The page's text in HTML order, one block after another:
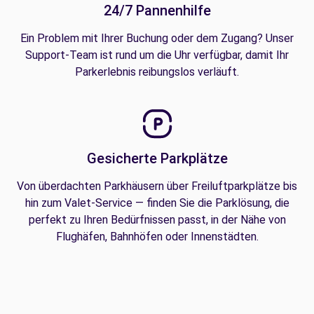
24/7 Pannenhilfe
Ein Problem mit Ihrer Buchung oder dem Zugang? Unser
Support-Team ist rund um die Uhr verfügbar, damit Ihr
Parkerlebnis reibungslos verläuft.
Gesicherte Parkplätze
Von überdachten Parkhäusern über Freiluftparkplätze bis
hin zum Valet-Service — finden Sie die Parklösung, die
perfekt zu Ihren Bedürfnissen passt, in der Nähe von
Flughäfen, Bahnhöfen oder Innenstädten.